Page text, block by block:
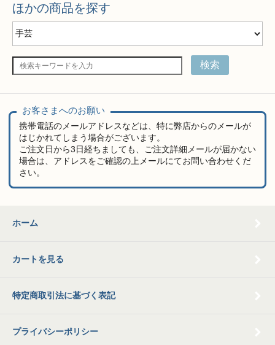
ほかの商品を探す
検索
お客さまへのお願い
携帯電話のメールアドレスなどは、特に弊店からのメールが
はじかれてしまう場合がございます。
ご注文日から3日経ちましても、ご注文詳細メールが届かない
場合は、アドレスをご確認の上メールにてお問い合わせくだ
さい。
ホーム
カートを見る
特定商取引法に基づく表記
プライバシーポリシー